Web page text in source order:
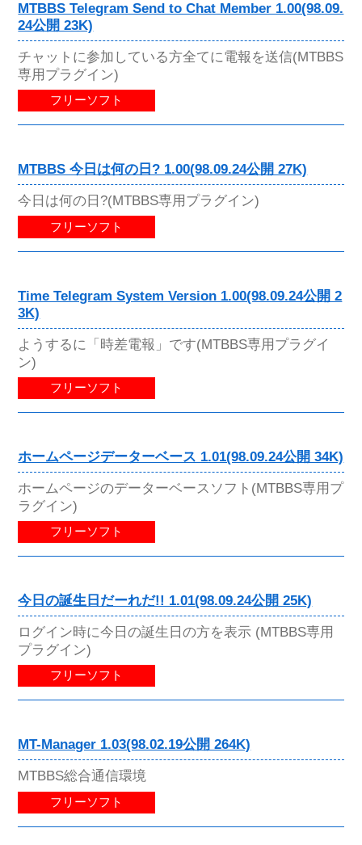
MTBBS Telegram Send to Chat Member 1.00(98.09.
24公開 23K)
チャットに参加している方全てに電報を送信(MTBBS
専用プラグイン)
フリーソフト
MTBBS 今日は何の日? 1.00(98.09.24公開 27K)
今日は何の日?(MTBBS専用プラグイン)
フリーソフト
Time Telegram System Version 1.00(98.09.24公開 2
3K)
ようするに「時差電報」です(MTBBS専用プラグイ
ン)
フリーソフト
ホームページデーターベース 1.01(98.09.24公開 34K)
ホームページのデーターベースソフト(MTBBS専用プ
ラグイン)
フリーソフト
今日の誕生日だーれだ!! 1.01(98.09.24公開 25K)
ログイン時に今日の誕生日の方を表示 (MTBBS専用
プラグイン)
フリーソフト
MT-Manager 1.03(98.02.19公開 264K)
MTBBS総合通信環境
フリーソフト